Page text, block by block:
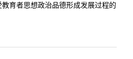
育者思想政治品德形成发展过程的